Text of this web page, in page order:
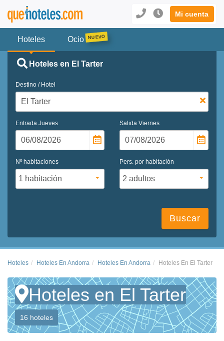
Mi cuenta
Hoteles Ocio
Hoteles en El Tarter
Destino / Hotel
Entrada Jueves Salida Viernes
Nº habitaciones Pers. por habitación
Buscar
Hoteles Hoteles En Andorra Hoteles En Andorra Hoteles En El Tarter
Hoteles en El Tarter
16 hoteles